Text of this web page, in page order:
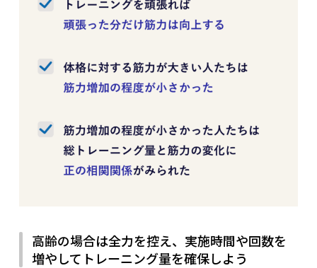
高齢の場合は全力を控え、実施時間や回数を
増やしてトレーニング量を確保しよう